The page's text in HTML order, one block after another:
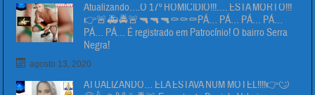
Atualizando….O 17º HOMICIDIO!!!…. ESTA MORTO!!!
👉🚨🚑🚔🚨🔫🔫🔫⚰⚰⚰PÁ… PÁ… PÁ… PÁ…
PÁ… PÁ… É registrado em Patrocínio! O bairro Serra
Negra!
agosto 13, 2020
ATUALIZANDO… ELA ESTAVA NUM MOTEL!!!!👉🙄